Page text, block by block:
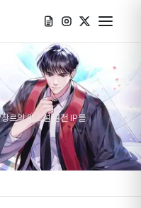
르의 웹소설 원천 IP를